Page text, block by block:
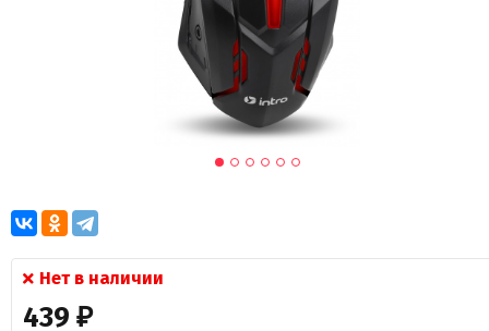
Нет в наличии
439 ₽